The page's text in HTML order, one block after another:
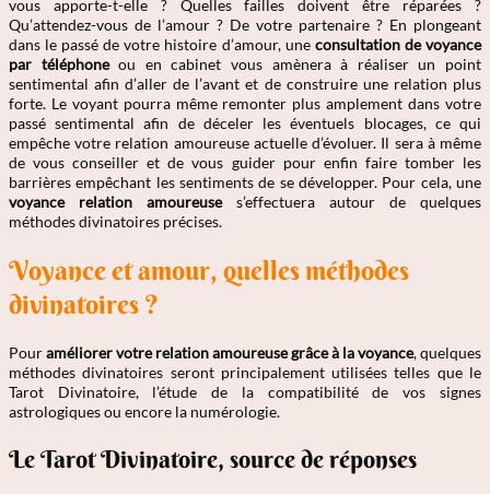
vous apporte-t-elle ? Quelles failles doivent être réparées ?
Qu’attendez-vous de l’amour ? De votre partenaire ? En plongeant
dans le passé de votre histoire d’amour, une consultation de voyance
par téléphoneou en cabinet vous amènera à réaliser un point
sentimental afin d’aller de l’avant et de construire une relation plus
forte. Le voyant pourra même remonter plus amplement dans votre
passé sentimental afin de déceler les éventuels blocages, ce qui
empêche votre relation amoureuse actuelle d’évoluer. Il sera à même
de vous conseiller et de vous guider pour enfin faire tomber les
barrières empêchant les sentiments de se développer. Pour cela, une
voyance relation amoureuses’effectuera autour de quelques
méthodes divinatoires précises.
Voyance et amour, quelles méthodes
divinatoires ?
Pouraméliorer votre relation amoureuse grâce à la voyance, quelques
méthodes divinatoires seront principalement utilisées telles que le
Tarot Divinatoire, l’étude de la compatibilité de vos signes
astrologiques ou encore la numérologie.
Le Tarot Divinatoire, source de réponses